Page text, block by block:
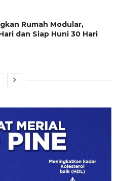
Rumah Modular,
dan Siap Huni 30 Hari